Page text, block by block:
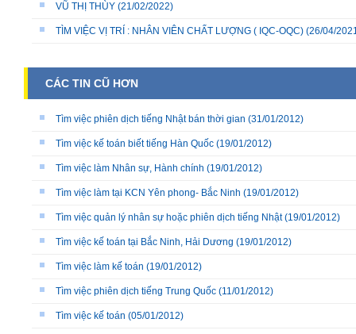
VŨ THỊ THÙY (21/02/2022)
TÌM VIỆC VỊ TRÍ : NHÂN VIÊN CHẤT LƯỢNG ( IQC-OQC) (26/04/
CÁC TIN CŨ HƠN
Tìm việc phiên dịch tiếng Nhật bán thời gian (31/01/2012)
Tìm việc kế toán biết tiếng Hàn Quốc (19/01/2012)
Tìm việc làm Nhân sự, Hành chính (19/01/2012)
Tìm việc làm tại KCN Yên phong- Bắc Ninh (19/01/2012)
Tìm việc quản lý nhân sự hoặc phiên dịch tiếng Nhật(19/01/2012)
Tìm việc kế toán tại Bắc Ninh, Hải Dương (19/01/2012)
Tìm việc làm kế toán (19/01/2012)
Tìm việc phiên dịch tiếng Trung Quốc (11/01/2012)
Tìm việc kế toán (05/01/2012)